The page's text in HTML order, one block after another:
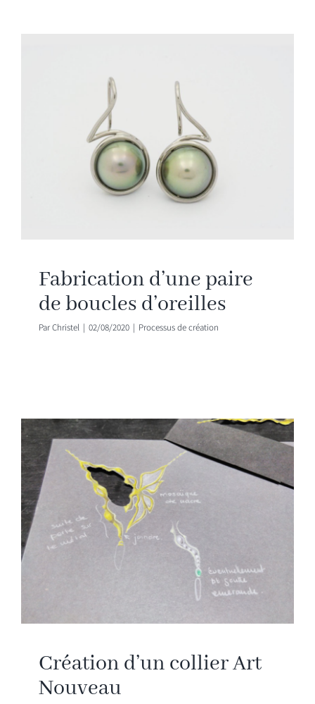
Fabrication d’une paire
de boucles d’oreilles
ParChristel | 02/08/2020 | Processus de création
Création d’un collier Art
Nouveau